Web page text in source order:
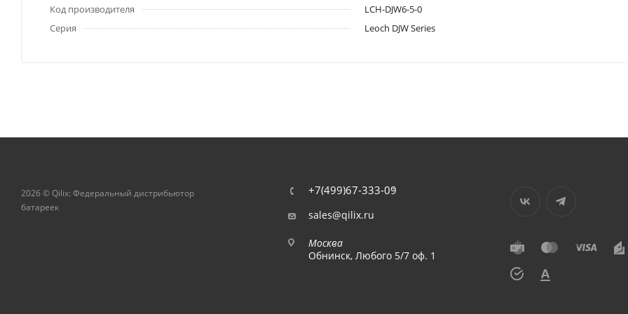
Код производителя
LCH-DJW6-5-0
Серия
Leoch DJW Series
2026 © Qilix: Федеральный дистрибьютор
батареек
+7(499)67-333-09
sales@qilix.ru
Москва
Обнинск, Любого 5/7 оф. 1